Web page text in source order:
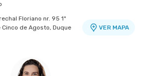
Floriano nr. 95 1º
de Agosto, Duque
VER MAPA